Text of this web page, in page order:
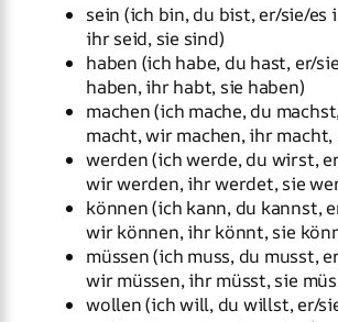
sein (ich bin, du bist, er/sie/es
ihr seid, sie sind)
haben (ich habe, du hast, er/
haben, ihr habt, sie haben)
machen (ich mache, du
macht, wir machen, ihr macht,
werden (ich werde, du wirst,
wir werden, ihr werdet, sie
können (ich kann, du kannst,
wir können, ihr könnt, sie
müssen (ich muss, du musst,
wir müssen, ihr müsst, sie
wollen (ich will, du willst, er/